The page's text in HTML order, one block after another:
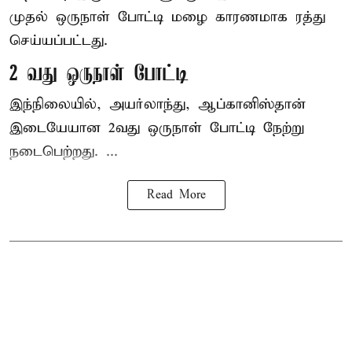
முதல் ஒருநாள் போட்டி மழை காரணமாக ரத்து
செய்யப்பட்டது.
2 வது ஒருநாள் போட்டி
இந்நிலையில், அயர்லாந்து, ஆப்கானிஸ்தான்
இடையேயான 2வது ஒருநாள் போட்டி நேற்று
நடைபெற்றது. ...
Read More